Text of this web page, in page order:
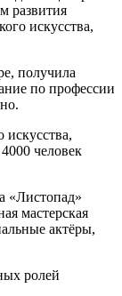
развития
искусства,
получила
по профессии
искусства,
человек
«Листопад»
мастерская
актёры,
ролей